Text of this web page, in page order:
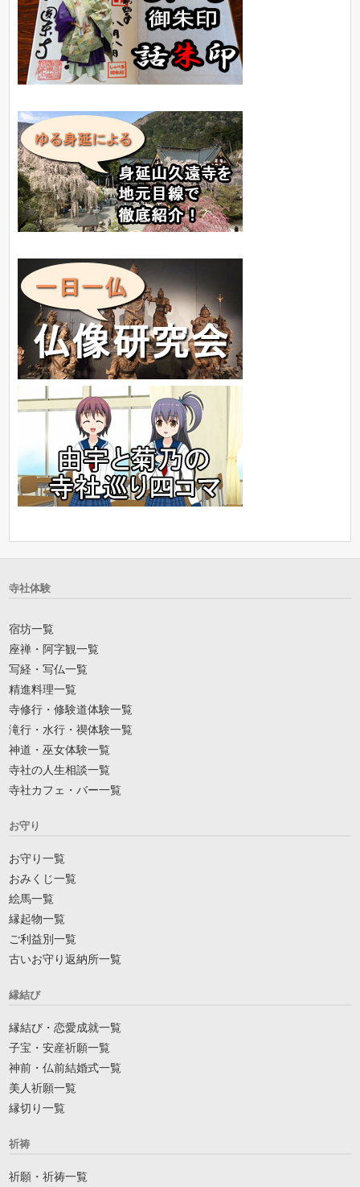
寺社体験
宿坊一覧
座禅・阿字観一覧
写経・写仏一覧
精進料理一覧
寺修行・修験道体験一覧
滝行・水行・禊体験一覧
神道・巫女体験一覧
寺社の人生相談一覧
寺社カフェ・バー一覧
お守り
お守り一覧
おみくじ一覧
絵馬一覧
縁起物一覧
ご利益別一覧
古いお守り返納所一覧
縁結び
縁結び・恋愛成就一覧
子宝・安産祈願一覧
神前・仏前結婚式一覧
美人祈願一覧
縁切り一覧
祈祷
祈願・祈祷一覧